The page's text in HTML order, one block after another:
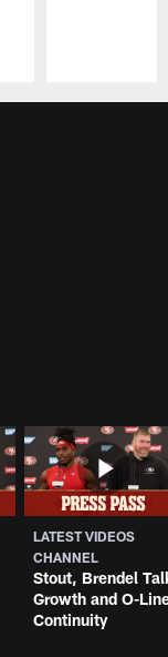
LATEST VIDEOS
CHANNEL
Stout, Brendel
Growth and O-
Continuity